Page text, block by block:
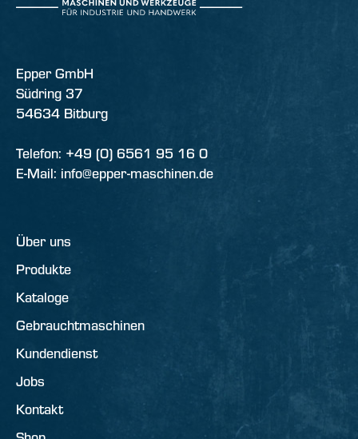
Epper GmbH
Südring 37
54634 Bitburg
Telefon: +49 (0) 6561 95 16 0
E-Mail: info@epper-maschinen.de
Über uns
Produkte
Kataloge
Gebrauchtmaschinen
Kundendienst
Jobs
Kontakt